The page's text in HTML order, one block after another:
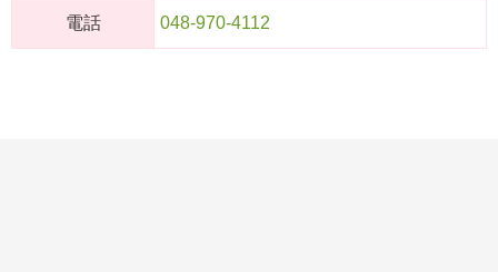
電話 048-970-4112